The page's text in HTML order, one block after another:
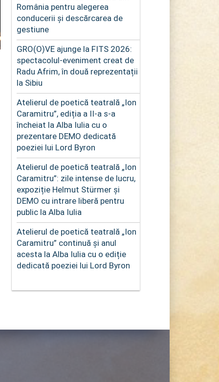
România pentru alegerea
conducerii și descărcarea de
gestiune
GRO(O)VE ajunge la FITS 2026:
spectacolul-eveniment creat de
Radu Afrim, în două reprezentații
la Sibiu
Atelierul de poetică teatrală „Ion
Caramitru”, ediția a II-a s-a
încheiat la Alba Iulia cu o
prezentare DEMO dedicată
poeziei lui Lord Byron
Atelierul de poetică teatrală „Ion
Caramitru”: zile intense de lucru,
expoziție Helmut Stürmer și
DEMO cu intrare liberă pentru
public la Alba Iulia
Atelierul de poetică teatrală „Ion
Caramitru” continuă și anul
acesta la Alba Iulia cu o ediție
dedicată poeziei lui Lord Byron